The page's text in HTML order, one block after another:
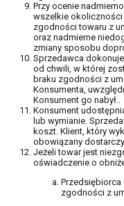
Przy ocenie
wszelkie okoliczności
zgodności towaru z
oraz nadmierne
zmiany sposobu
Sprzedawca
od chwili, w której
braku zgodności z
Konsumenta,
Konsument go nabył..
Konsument
lub wymianie.
koszt. Klient, który
obowiązany
Jeżeli towar jest
oświadczenie o
zgodności z